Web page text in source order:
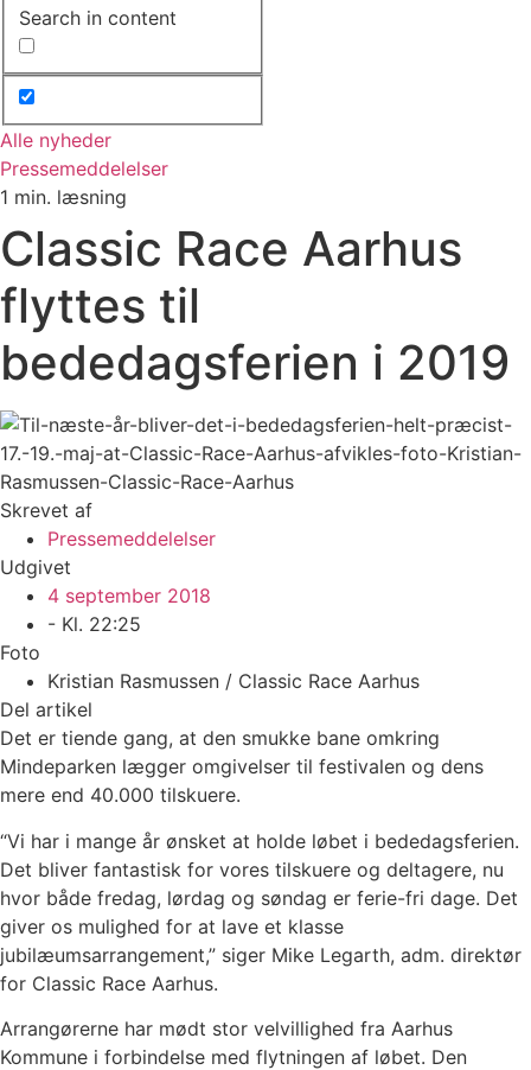
Search in content
Alle nyheder
Pressemeddelelser
1 min. læsning
Classic Race Aarhus
flyttes til
bededagsferien i 2019
Skrevet af
Pressemeddelelser
Udgivet
4 september 2018
- Kl. 22:25
Foto
Kristian Rasmussen / Classic Race Aarhus
Del artikel
Det er tiende gang, at den smukke bane omkring
Mindeparken lægger omgivelser til festivalen og dens
mere end 40.000 tilskuere.
“Vi har i mange år ønsket at holde løbet i bededagsferien.
Det bliver fantastisk for vores tilskuere og deltagere, nu
hvor både fredag, lørdag og søndag er ferie-fri dage. Det
giver os mulighed for at lave et klasse
jubilæumsarrangement,” siger Mike Legarth, adm. direktør
for Classic Race Aarhus.
Arrangørerne har mødt stor velvillighed fra Aarhus
Kommune i forbindelse med flytningen af løbet. Den